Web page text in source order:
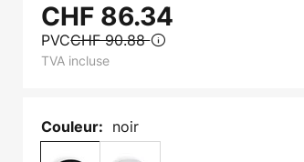
CHF 86.34
PVCCHF 90.88
TVA incluse
Couleur: noir